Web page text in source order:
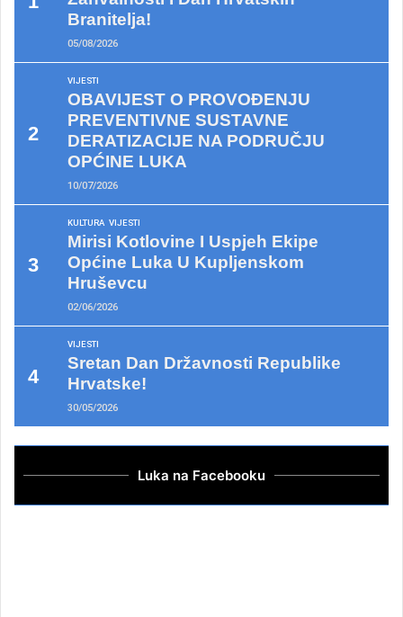
Branitelja!
05/08/2026
VIJESTI
OBAVIJEST O PROVOĐENJU
PREVENTIVNE SUSTAVNE
DERATIZACIJE NA PODRUČJU
OPĆINE LUKA
10/07/2026
KULTURA VIJESTI
Mirisi Kotlovine I Uspjeh Ekipe
Općine Luka U Kupljenskom
Hruševcu
02/06/2026
VIJESTI
Sretan Dan Državnosti Republike
Hrvatske!
30/05/2026
Luka na Facebooku